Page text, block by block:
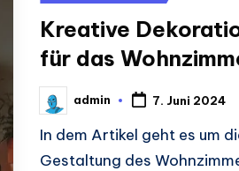
Kreative
für das
Posted
by
admin 7. Juni 2024
In dem Artikel geht es um
Gestaltung des